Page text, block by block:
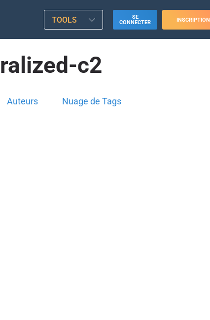
TOOLS
SE
CONNECTER
INSCRIPTION
c2
Auteurs Nuage de Tags